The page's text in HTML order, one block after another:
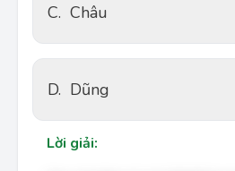
C. Châu
D. Dũng
Lời giải: